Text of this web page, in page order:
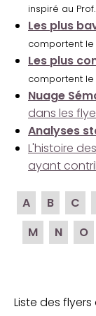
inspiré au
Les plus
comportent le
Les plus
comportent le
Nuage
dans les
Analyses
L'histoire des
ayant
A B C
M
N O
Liste des